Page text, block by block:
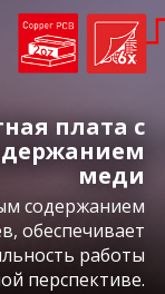
плата с
меди
содержанием
обеспечивает
работы
перспективе.